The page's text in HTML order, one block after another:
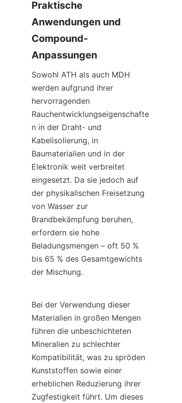
Praktische
Anwendungen und
Compound-
Anpassungen
Sowohl ATH als auch MDH
werden aufgrund ihrer
hervorragenden
Rauchentwicklungseigenschafte
n in der Draht- und
Kabelisolierung, in
Baumaterialien und in der
Elektronik weit verbreitet
eingesetzt. Da sie jedoch auf
der physikalischen Freisetzung
von Wasser zur
Brandbekämpfung beruhen,
erfordern sie hohe
Beladungsmengen – oft 50 %
bis 65 % des Gesamtgewichts
der Mischung.
Bei der Verwendung dieser
Materialien in großen Mengen
führen die unbeschichteten
Mineralien zu schlechter
Kompatibilität, was zu spröden
Kunststoffen sowie einer
erheblichen Reduzierung ihrer
Zugfestigkeit führt. Um dieses